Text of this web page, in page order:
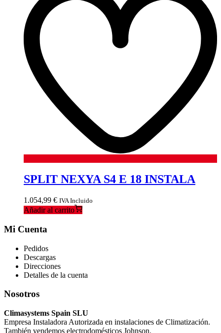
SPLIT NEXYA S4 E 18 INSTALA
1.054,99 € IVA Incluido
Añadir al carrito
Mi Cuenta
Pedidos
Descargas
Direcciones
Detalles de la cuenta
Nosotros
Climasystems Spain SLU
Empresa Instaladora Autorizada en instalaciones de Climatización.
También vendemos electrodomésticos Johnson.